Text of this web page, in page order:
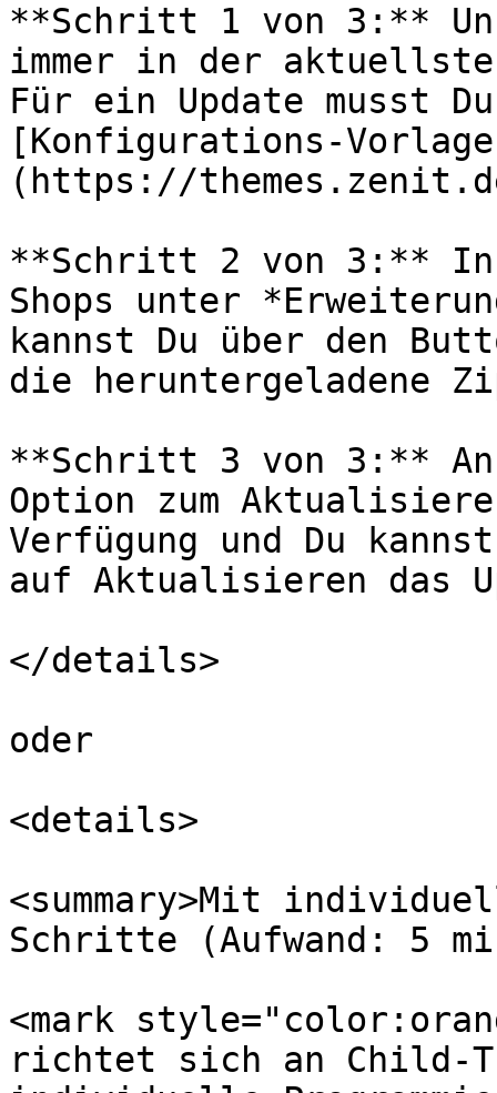
**Schritt 1 von 3:**
immer in der
Für ein Update musst
[Konfigurations-
(https://
**Schritt 2 von 3:** In
Shops unter
kannst Du über den
die heruntergeladene
**Schritt 3 von 3:**
Option zum
Verfügung und Du
auf Aktualisieren das
</details>
oder
<details>
<summary>Mit
Schritte (Aufwand: 5
<mark
richtet sich an Child-